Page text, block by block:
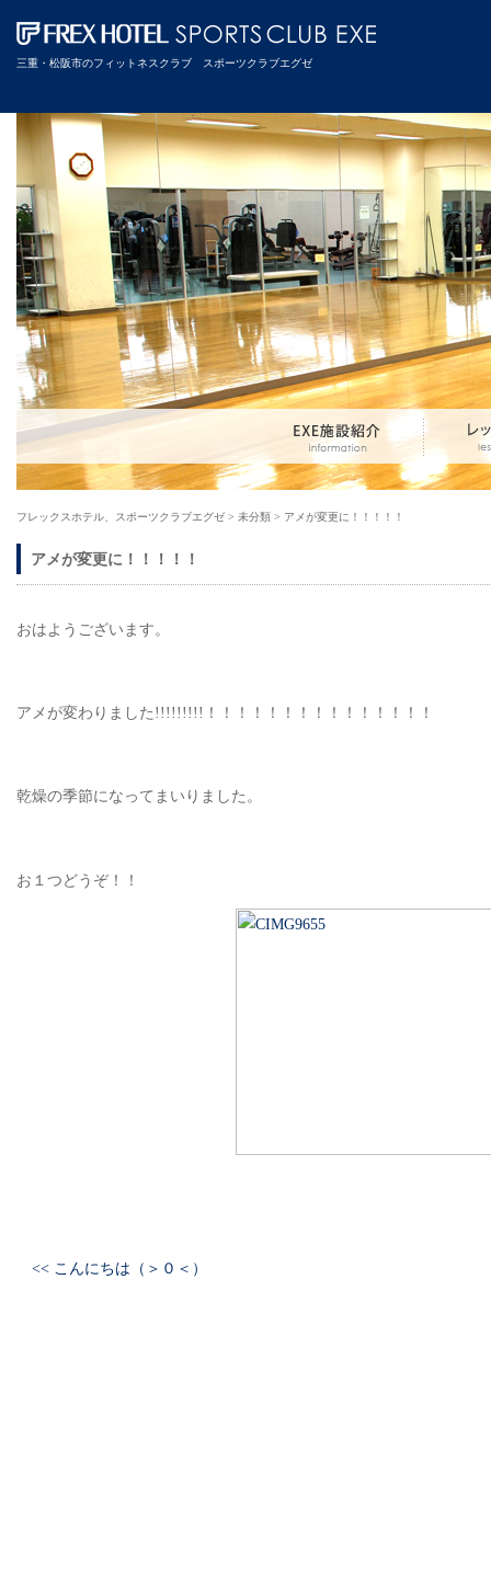
三重・松阪市のフィットネスクラブ スポーツクラブエグゼ
フレックスホテル、スポーツクラブエグゼ > 未分類 > アメが変更に！！！！！
アメが変更に！！！！！
おはようございます。
アメが変わりました!!!!!!!!!！！！！！！！！！！！！！！！
乾燥の季節になってまいりました。
お１つどうぞ！！
<< こんにちは（＞０＜）